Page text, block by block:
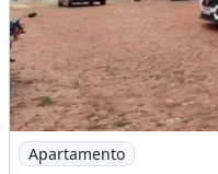
Imagem: Aluga-Se
Apartamento